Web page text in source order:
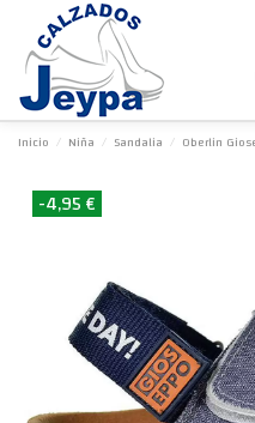
Inicio Niña Sandalia Oberlin
-4,95 €